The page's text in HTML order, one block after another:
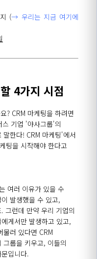
(→ 우리는 지금 여기에
4가지 시점
? CRM 마케팅을 하려면
스 기업 '야사그룹'의
한다! CRM 마케팅'에서
팅을 시작해야 한다고
여러 이유가 있을 수
발생했을 수 있고,
그런데 만약 우리 기업의
게서만 발생하고 있고,
러 있다면 CRM
룹을 키우고, 이들의
입니다.